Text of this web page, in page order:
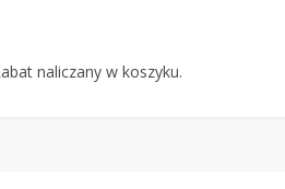
naliczany w koszyku.